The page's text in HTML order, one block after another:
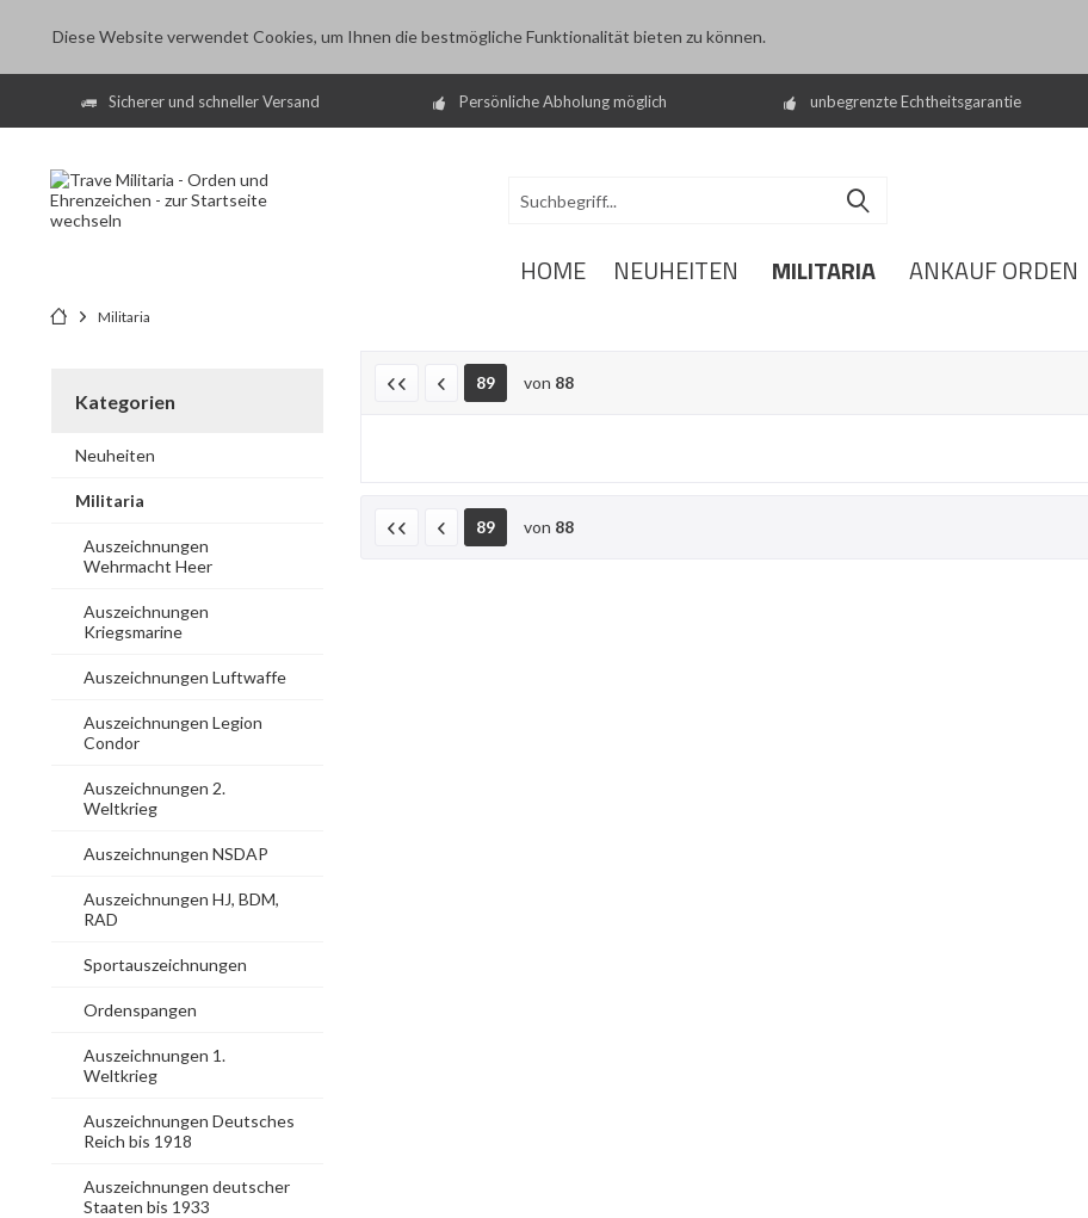
Diese Website verwendet Cookies, um Ihnen die bestmögliche Funktionalität bieten zu können.
Sicherer und schneller Versand Persönliche Abholung möglich unbegrenzte Echtheitsgarantie
HOME NEUHEITEN MILITARIA ANKAUF ORDEN
Militaria
Kategorien
Neuheiten
Militaria
Auszeichnungen
Wehrmacht Heer
Auszeichnungen
Kriegsmarine
Auszeichnungen Luftwaffe
Auszeichnungen Legion
Condor
Auszeichnungen 2.
Weltkrieg
Auszeichnungen NSDAP
Auszeichnungen HJ, BDM,
RAD
Sportauszeichnungen
Ordenspangen
Auszeichnungen 1.
Weltkrieg
Auszeichnungen Deutsches
Reich bis 1918
Auszeichnungen deutscher
Staaten bis 1933
89 von 88
89 von 88